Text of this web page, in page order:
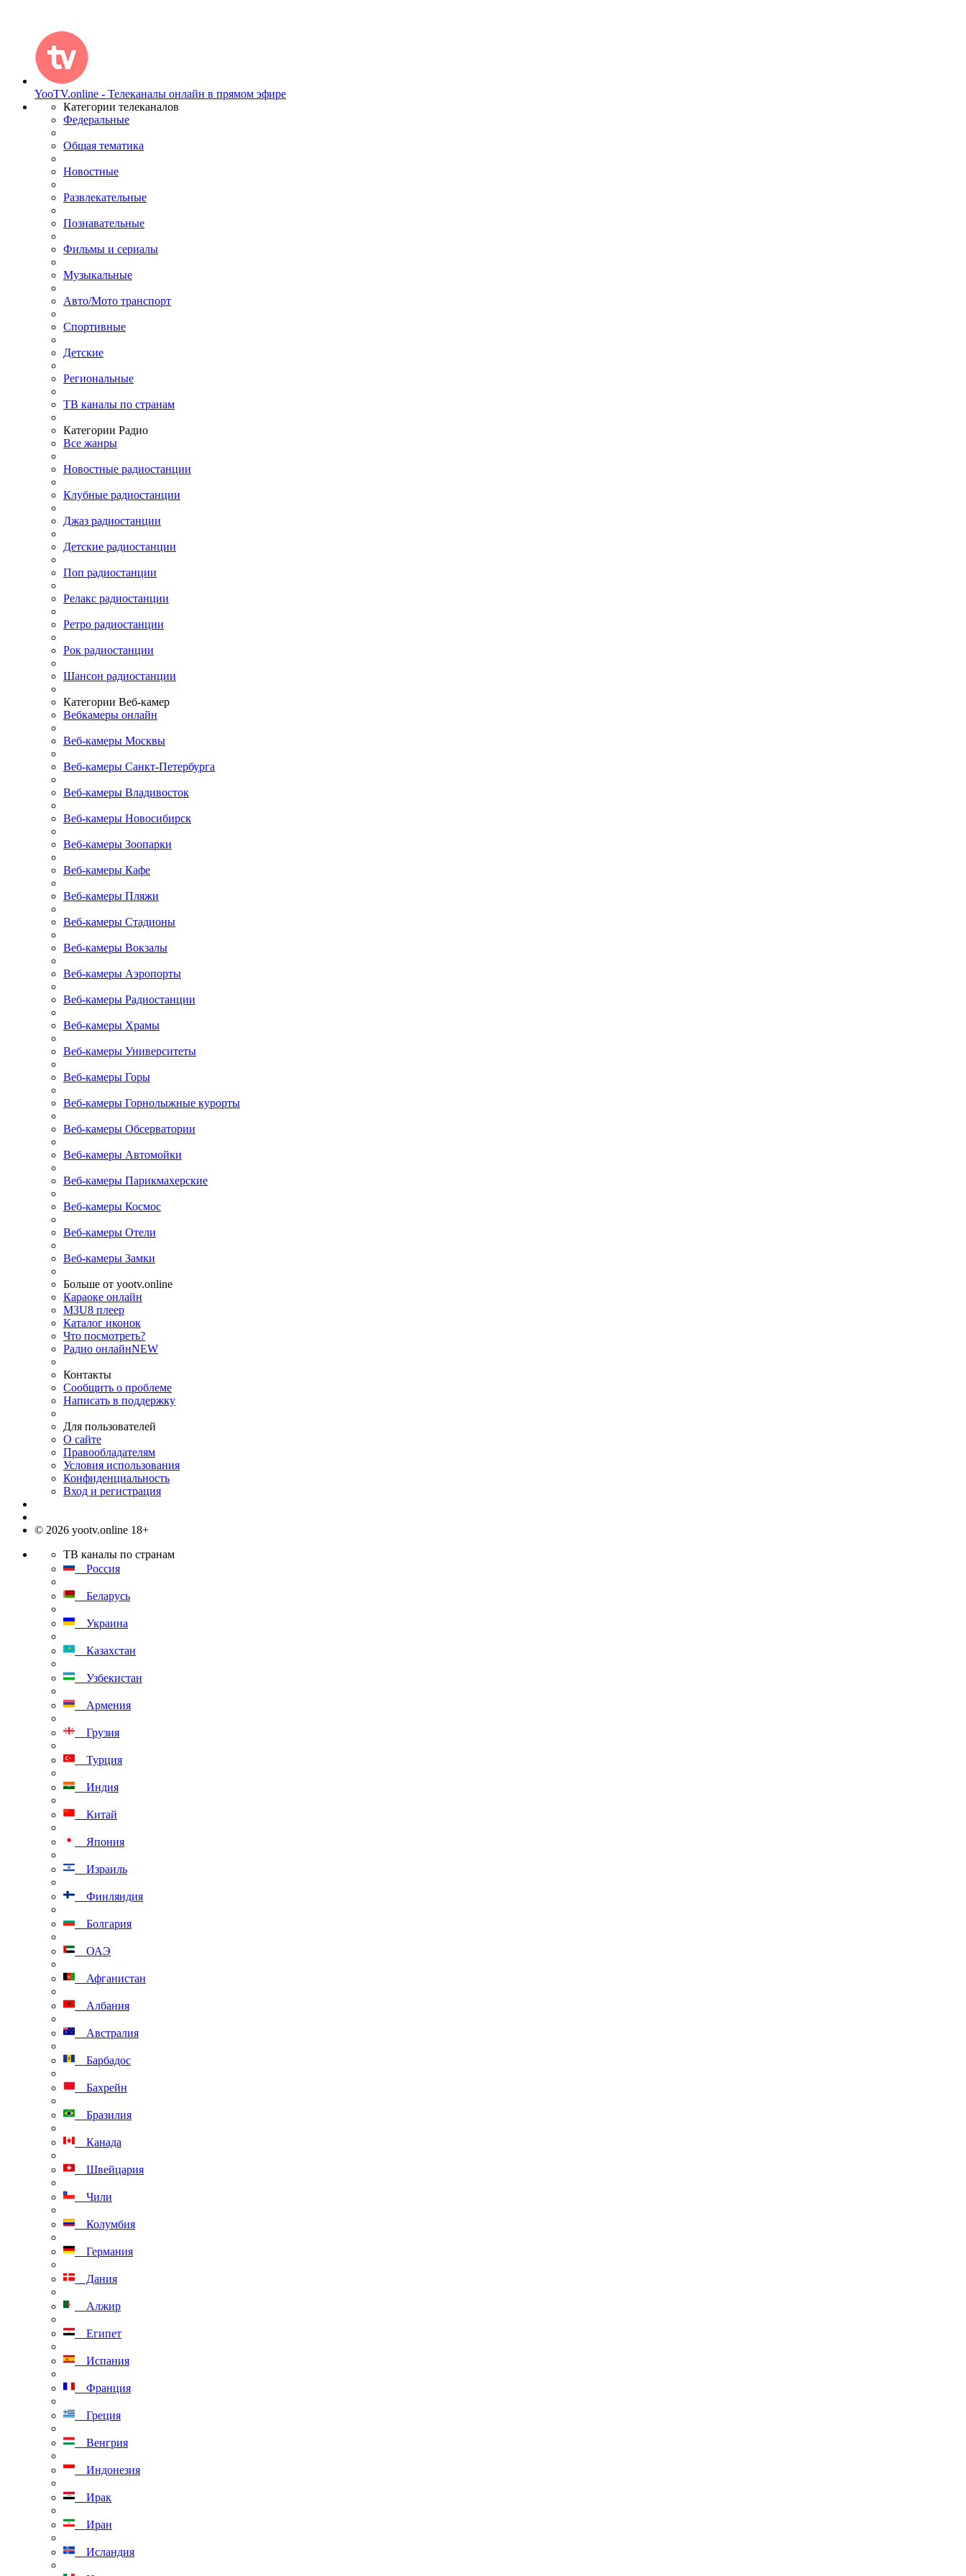
YooTV.online - Телеканалы онлайн в прямом эфире
Категории телеканалов
Федеральные
Общая тематика
Новостные
Развлекательные
Познавательные
Фильмы и сериалы
Музыкальные
Авто/Мото транспорт
Спортивные
Детские
Региональные
ТВ каналы по странам
Категории Радио
Все жанры
Новостные радиостанции
Клубные радиостанции
Джаз радиостанции
Детские радиостанции
Поп радиостанции
Релакс радиостанции
Ретро радиостанции
Рок радиостанции
Шансон радиостанции
Категории Веб-камер
Вебкамеры онлайн
Веб-камеры Москвы
Веб-камеры Санкт-Петербурга
Веб-камеры Владивосток
Веб-камеры Новосибирск
Веб-камеры Зоопарки
Веб-камеры Кафе
Веб-камеры Пляжи
Веб-камеры Стадионы
Веб-камеры Вокзалы
Веб-камеры Аэропорты
Веб-камеры Радиостанции
Веб-камеры Храмы
Веб-камеры Университеты
Веб-камеры Горы
Веб-камеры Горнолыжные курорты
Веб-камеры Обсерватории
Веб-камеры Автомойки
Веб-камеры Парикмахерские
Веб-камеры Космос
Веб-камеры Отели
Веб-камеры Замки
Больше от yootv.online
Караоке онлайн
M3U8 плеер
Каталог иконок
Что посмотреть?
Радио онлайнNEW
Контакты
Сообщить о проблеме
Написать в поддержку
Для пользователей
О сайте
Правообладателям
Условия использования
Конфиденциальность
Вход и регистрация
© 2026 yootv.online 18+
ТВ каналы по странам
Россия
Беларусь
Украина
Казахстан
Узбекистан
Армения
Грузия
Турция
Индия
Китай
Япония
Израиль
Финляндия
Болгария
ОАЭ
Афганистан
Албания
Австралия
Барбадос
Бахрейн
Бразилия
Канада
Швейцария
Чили
Колумбия
Германия
Дания
Алжир
Египет
Испания
Франция
Греция
Венгрия
Индонезия
Ирак
Иран
Исландия